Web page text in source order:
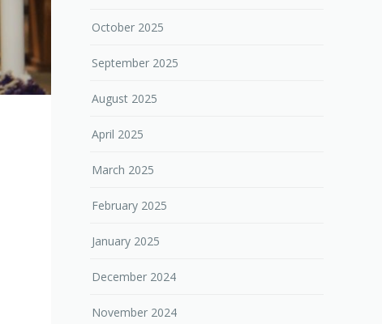
October 2025
September 2025
August 2025
April 2025
March 2025
February 2025
January 2025
December 2024
November 2024